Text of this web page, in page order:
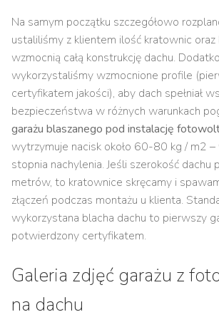
Na samym początku szczegółowo
ustaliliśmy z klientem ilość kratownic
wzmocnią całą konstrukcję dachu.
wykorzystaliśmy wzmocnione profile
certyfikatem jakości), aby dach spełniał
bezpieczeństwa w różnych warunkach
garażu blaszanego pod instalację
wytrzymuje nacisk około 60-80 kg / m2
stopnia nachylenia. Jeśli szerokość dachu
metrów, to kratownice skręcamy i
złączeń podczas montażu u klienta.
wykorzystana blacha dachu to pierwszy
potwierdzony certyfikatem.
Galeria zdjęć garażu z
na dachu